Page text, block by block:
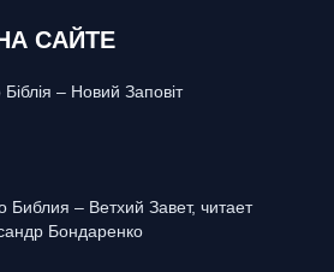
САЙТЕ
Біблія – Новий Заповіт
Библия – Ветхий Завет, читает
Бондаренко